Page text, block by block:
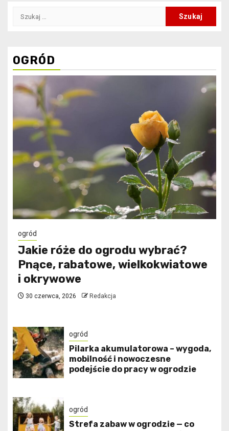
Szukaj:
OGRÓD
ogród
Jakie róże do ogrodu wybrać?
Pnące, rabatowe, wielkokwiatowe
i okrywowe
30 czerwca, 2026 Redakcja
ogród
Pilarka akumulatorowa – wygoda,
mobilność i nowoczesne
podejście do pracy w ogrodzie
ogród
Strefa zabaw w ogrodzie — co